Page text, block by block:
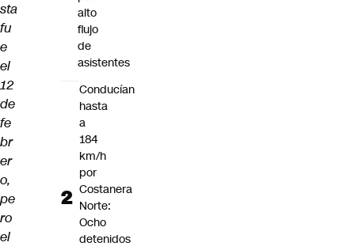
sta
fu
e
el
12
de
fe
br
er
o,
pe
ro
el
alto
flujo
de
asistentes
Conducían
hasta
a
184
km/h
por
Costanera
Norte:
Ocho
detenidos